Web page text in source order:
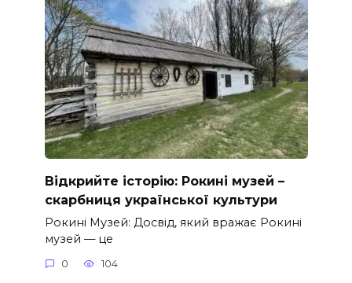
Відкрийте історію: Рокині музей –
скарбниця української культури
Рокині Музей: Досвід, який вражає Рокині
музей — це
0 104